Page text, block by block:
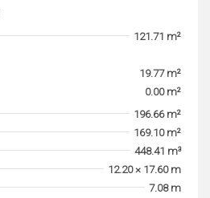
121.71 m²
19.77 m²
0.00 m²
196.66 m²
169.10 m²
448.41 m³
12.20 × 17.60 m
7.08 m